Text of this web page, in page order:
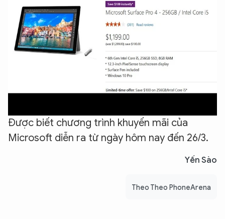
Được biết chương trình khuyến mãi của
Microsoft diễn ra từ ngày hôm nay đến 26/3.
Yến Sào
Theo Theo PhoneArena